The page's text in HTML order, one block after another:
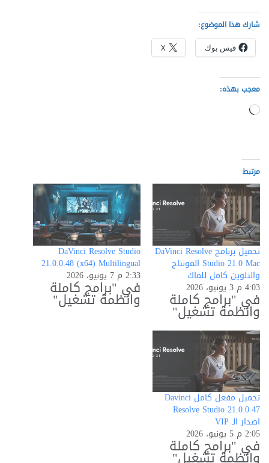
شارك هذا الموضوع:
فيس بوك X
معجب بهذه:
جاري
مرتبط
تحميل برنامج DaVinci Resolve
Studio 21.0 Mac المونتاج
والتلوين كامل للماك
4:03 م 3 يونيو، 2026
في "برامج كاملة
وانظمة تشغيل"
DaVinci Resolve Studio
21.0.0.48 (x64) Multilingual
2:33 م 7 يونيو، 2026
في "برامج كاملة
وانظمة تشغيل"
تحميل مفعل كامل Davinci
Resolve Studio 21.0.0.47
اصدار الـ VIP
2:05 م 5 يونيو، 2026
في "برامج كاملة
وانظمة تشغيل"